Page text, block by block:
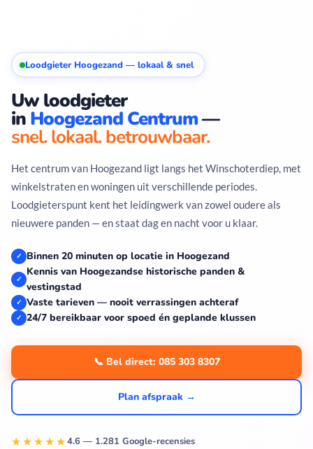
Loodgieter Hoogezand — lokaal & snel
Uw loodgieter
in Hoogezand Centrum—
snel. lokaal. betrouwbaar.
Het centrum van Hoogezand ligt langs het Winschoterdiep, met
winkelstraten en woningen uit verschillende periodes.
Loodgieterspunt kent het leidingwerk van zowel oudere als
nieuwere panden — en staat dag en nacht voor u klaar.
✓ Binnen 20 minuten op locatie in Hoogezand
✓
Kennis van Hoogezandse historische panden &
vestingstad
✓ Vaste tarieven — nooit verrassingen achteraf
✓ 24/7 bereikbaar voor spoed én geplande klussen
📞 Bel direct: 085 303 8307
Plan afspraak →
★★★★★4.6 — 1.281 Google-recensies